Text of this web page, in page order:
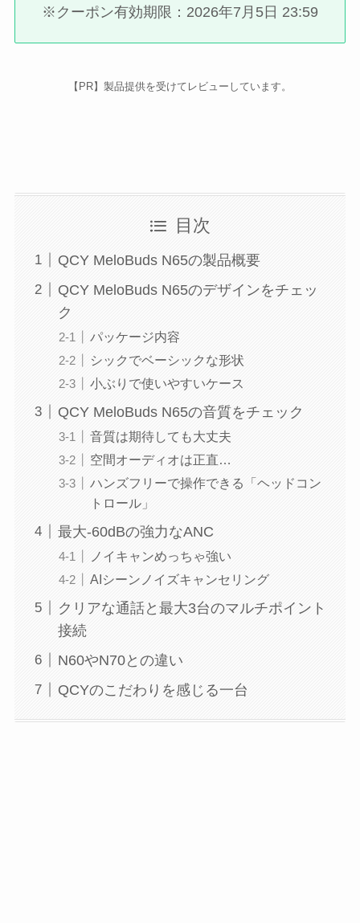
※クーポン有効期限：2026年7月5日 23:59
【PR】製品提供を受けてレビューしています。
目次
QCY MeloBuds N65の製品概要
QCY MeloBuds N65のデザインをチェッ
ク
パッケージ内容
シックでベーシックな形状
小ぶりで使いやすいケース
QCY MeloBuds N65の音質をチェック
音質は期待しても大丈夫
空間オーディオは正直…
ハンズフリーで操作できる「ヘッドコン
トロール」
最大-60dBの強力なANC
ノイキャンめっちゃ強い
AIシーンノイズキャンセリング
クリアな通話と最大3台のマルチポイント
接続
N60やN70との違い
QCYのこだわりを感じる一台